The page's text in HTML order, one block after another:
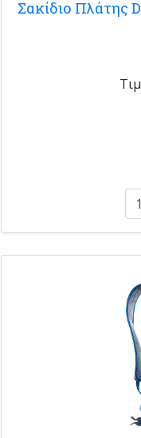
Σακίδιο Πλάτης